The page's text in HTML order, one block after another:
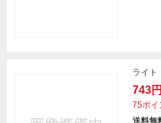
ライ
743円
75ポイ
送料無